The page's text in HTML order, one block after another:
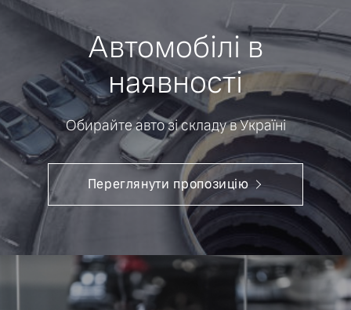
Автомобілі в
наявності
Обирайте авто зі складу в Україні
Переглянути пропозицію